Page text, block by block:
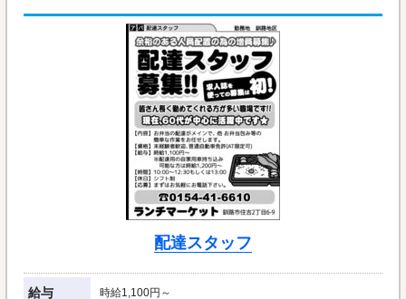
配達スタッフ
給与 時給1,100円～